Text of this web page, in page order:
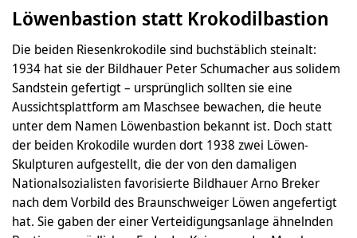
Löwenbastion statt Krokodilbastion
Die beiden Riesenkrokodile sind buchstäblich steinalt:
1934 hat sie der Bildhauer Peter Schumacher aus solidem
Sandstein gefertigt – ursprünglich sollten sie eine
Aussichtsplattform am Maschsee bewachen, die heute
unter dem Namen Löwenbastion bekannt ist. Doch statt
der beiden Krokodile wurden dort 1938 zwei Löwen-
Skulpturen aufgestellt, die der von den damaligen
Nationalsozialisten favorisierte Bildhauer Arno Breker
nach dem Vorbild des Braunschweiger Löwen angefertigt
hat. Sie gaben der einer Verteidigungsanlage ähnelnden